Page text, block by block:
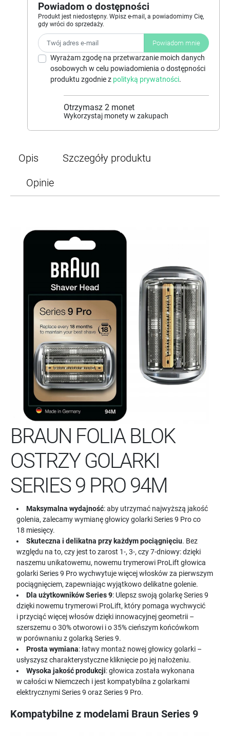
Powiadom o dostępności
Produkt jest niedostępny. Wpisz e-mail, a powiadomimy Cię,
gdy wróci do sprzedaży.
Powiadom mnie
Wyrażam zgodę na przetwarzanie moich danych
osobowych w celu powiadomienia o dostępności
produktu zgodnie z polityką prywatności.
Otrzymasz 2 monet
Wykorzystaj monety w zakupach
Opis
Szczegóły produktu
Opinie
BRAUN FOLIA BLOK
OSTRZY GOLARKI
SERIES 9 PRO 94M
Maksymalna wydajność: aby utrzymać najwyższą jakość
golenia, zalecamy wymianę głowicy golarki Series 9 Pro co
18 miesięcy.
Skuteczna i delikatna przy każdym pociągnięciu. Bez
względu na to, czy jest to zarost 1-, 3-, czy 7-dniowy: dzięki
naszemu unikatowemu, nowemu trymerowi ProLift głowica
golarki Series 9 Pro wychwytuje więcej włosków za pierwszym
pociągnięciem, zapewniając wyjątkowo delikatne golenie.
Dla użytkowników Series 9: Ulepsz swoją golarkę Series 9
dzięki nowemu trymerowi ProLift, który pomaga wychwycić
i przyciąć więcej włosów dzięki innowacyjnej geometrii –
szerszemu o 30% otworowi i o 35% cieńszym końcówkom
w porównaniu z golarką Series 9.
Prosta wymiana: łatwy montaż nowej głowicy golarki –
usłyszysz charakterystyczne kliknięcie po jej nałożeniu.
Wysoka jakość produkcji: głowica została wykonana
w całości w Niemczech i jest kompatybilna z golarkami
elektrycznymi Series 9 oraz Series 9 Pro.
Kompatybilne z modelami Braun Series 9